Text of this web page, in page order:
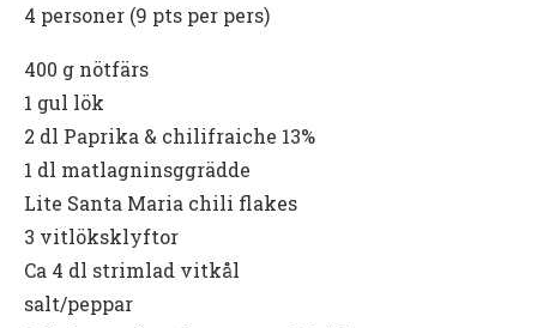
4 personer (9 pts per pers)
400 g nötfärs
1 gul lök
2 dl Paprika & chilifraiche 13%
1 dl matlagninsggrädde
Lite Santa Maria chili flakes
3 vitlöksklyftor
Ca 4 dl strimlad vitkål
salt/peppar